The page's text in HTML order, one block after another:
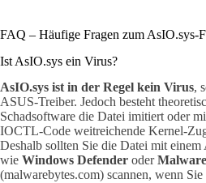
FAQ – Häufige Fragen zum AsIO.sys-
Ist AsIO.sys ein Virus?
AsIO.sys ist in der Regel kein Virus,
ASUS-Treiber. Jedoch besteht
Schadsoftware die Datei imitiert oder
IOCTL-Code weitreichende Kernel-
Deshalb sollten Sie die Datei mit
wie Windows Defender oder
(malwarebytes.com) scannen, wenn